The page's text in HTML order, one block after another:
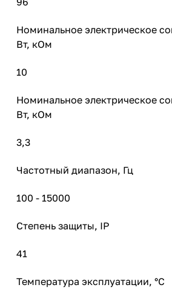
Номинальное электрическое
Вт, кОм
10
Номинальное электрическое
Вт, кОм
3,3
Частотный диапазон, Гц
100 - 15000
Степень защиты, IP
41
Температура эксплуатации, °С